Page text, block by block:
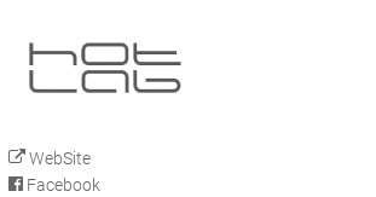
WebSite
Facebook